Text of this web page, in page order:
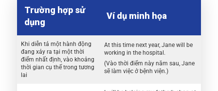
Trường hợp sử
dụng
Ví dụ minh họa
Khi diễn tả một hành động
đang xảy ra tại một thời
điểm nhất định, vào khoảng
thời gian cụ thể trong tương
lai
At this time next year, Jane will be
working in the hospital.
(Vào thời điểm này năm sau, Jane
sẽ làm việc ở bệnh viện.)